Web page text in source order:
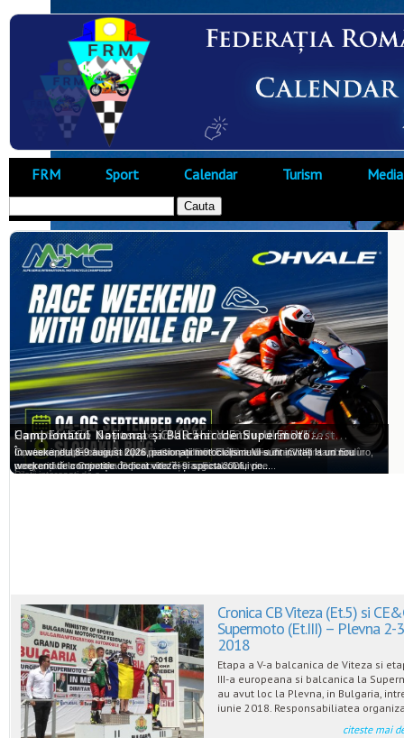
FRM Sport Calendar Turism Media
Oportunitate pentru pilotii români: Ohvale GP-7...
Oportunitate pentru piloții români: Ohvale GP-7 la Slovakia Ring
Piloții interesați de o...
Cupa MACEC & European 125cc Youth - Ultimul test...
La sfarsitul acestei saptamanii patru sportivi români de Dirt Track vor concura în
competiții internaționale. Se vor desfășura: Finala...
Hard Enduro Covasna - CNIR Hard Enduro Et. VI -...
Covasna, etapă-cheie în lupta pentru podium! Etapa a VI-a din CNIR Hard Enduro,
programată la Covasna în perioada 7–9 august 2026, vine...
Campionatul Național și Balcanic de Supermoto...
În weekendul 8-9 august 2026, pasionații motociclismului sunt invitați la un nou
weekend de competiție dedicat vitezei și spectacolului pe...
Cronica CB Viteza (Et.5) si
Supermoto (Et.III) – Plevna 2-
2018
Etapa a V-a balcanica de Viteza si
III-a europeana si balcanica la
au avut loc la Plevna, in Bulgaria,
iunie 2018. Responsabiliatea
citeste mai